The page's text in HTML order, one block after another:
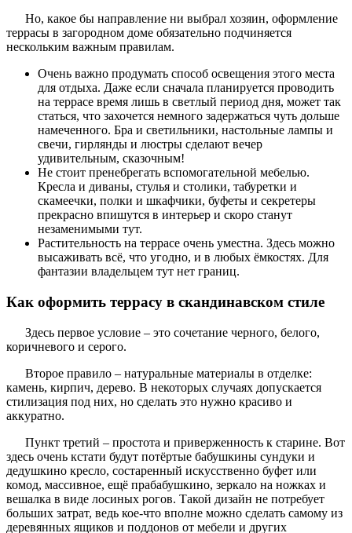
Но, какое бы направление ни выбрал хозяин, оформление
террасы в загородном доме обязательно подчиняется
нескольким важным правилам.
Очень важно продумать способ освещения этого места
для отдыха. Даже если сначала планируется проводить
на террасе время лишь в светлый период дня, может так
статься, что захочется немного задержаться чуть дольше
намеченного. Бра и светильники, настольные лампы и
свечи, гирлянды и люстры сделают вечер
удивительным, сказочным!
Не стоит пренебрегать вспомогательной мебелью.
Кресла и диваны, стулья и столики, табуретки и
скамеечки, полки и шкафчики, буфеты и секретеры
прекрасно впишутся в интерьер и скоро станут
незаменимыми тут.
Растительность на террасе очень уместна. Здесь можно
высаживать всё, что угодно, и в любых ёмкостях. Для
фантазии владельцем тут нет границ.
Как оформить террасу в скандинавском стиле
Здесь первое условие – это сочетание черного, белого,
коричневого и серого.
Второе правило – натуральные материалы в отделке:
камень, кирпич, дерево. В некоторых случаях допускается
стилизация под них, но сделать это нужно красиво и
аккуратно.
Пункт третий – простота и приверженность к старине. Вот
здесь очень кстати будут потёртые бабушкины сундуки и
дедушкино кресло, состаренный искусственно буфет или
комод, массивное, ещё прабабушкино, зеркало на ножках и
вешалка в виде лосиных рогов. Такой дизайн не потребует
больших затрат, ведь кое-что вполне можно сделать самому из
деревянных ящиков и поддонов от мебели и других